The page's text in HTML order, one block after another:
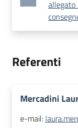
allegato
Referenti
Mercadini
e-mail: